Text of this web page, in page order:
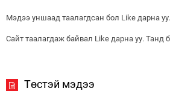
Мэдээ уншаад таалагдсан бол Like дарна
Сайт таалагдаж байвал Like дарна уу. Танд
Төстэй мэдээ